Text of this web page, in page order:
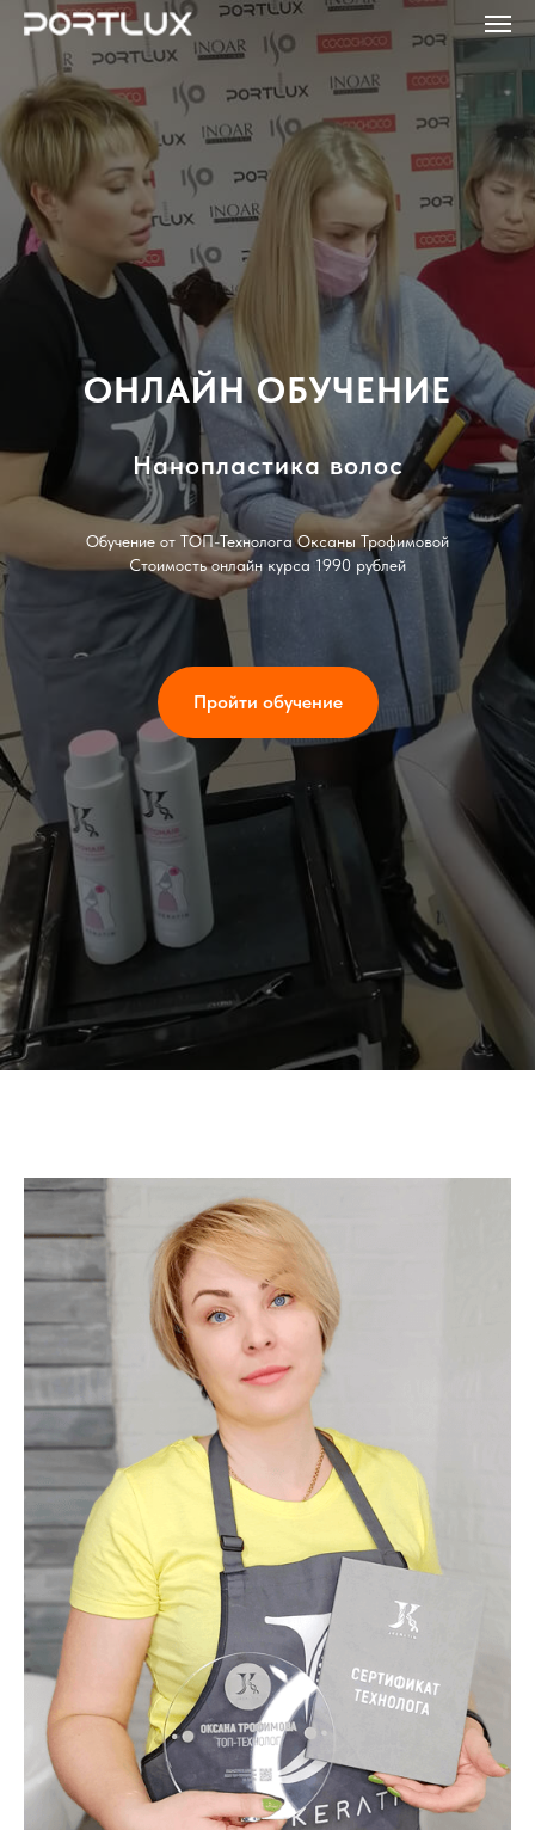
ОНЛАЙН ОБУЧЕНИЕ
Нанопластика волос
Обучение от ТОП-Технолога Оксаны Трофимовой
Стоимость онлайн курса 1990 рублей
Пройти обучение